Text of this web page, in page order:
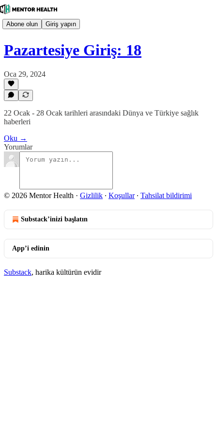
Abone olun Giriş yapın
Pazartesiye Giriş: 18
Oca 29, 2024
22 Ocak - 28 Ocak tarihleri arasındaki Dünya ve Türkiye sağlık
haberleri
Oku →
Yorumlar
© 2026 Mentor Health · Gizlilik ∙ Koşullar∙ Tahsilat bildirimi
Substack’inizi başlatın
App’i edinin
Substack, harika kültürün evidir